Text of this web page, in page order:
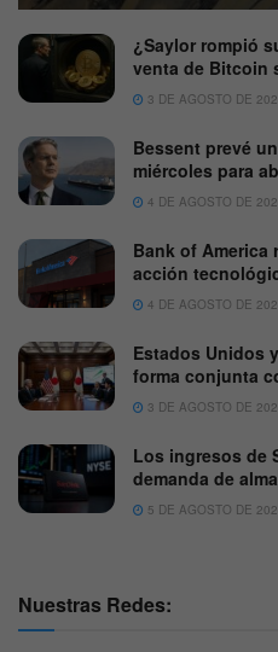
¿Saylor rompió
venta de Bitcoin
3 DE AGOSTO DE
Bessent prevé
miércoles para
4 DE AGOSTO DE
Bank of America
acción
4 DE AGOSTO DE
Estados Unidos
forma conjunta
3 DE AGOSTO DE
Los ingresos de
demanda de
5 DE AGOSTO DE
Nuestras Redes: